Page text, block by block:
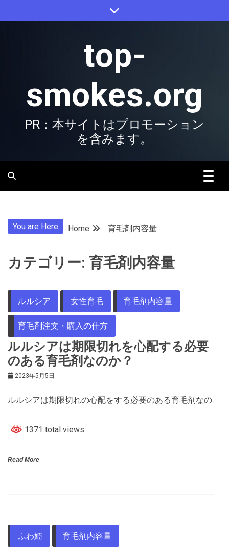
to
top-
smokes.org
PR：本サイトはプロモーション
を含みます。
You are Here Home 育毛剤内容量
カテゴリー: 育毛剤内容量
ルルシア 女性育毛 育毛剤内容量
育毛剤注文・購入の仕方
ルルシアは期限切れを心配する必要
のある育毛剤なのか？
2023年5月5日
ルルシアは期限切れの心配をする必要のある育毛剤なの
1371 total views
Read More
ふわ姫 育毛剤内容量